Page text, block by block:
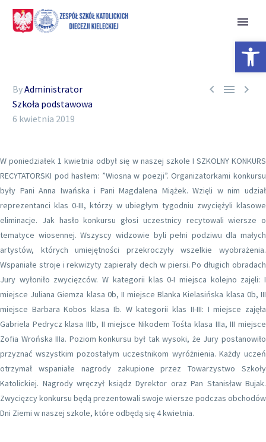
  
ByAdministrator
Szkoła podstawowa
6 kwietnia 2019
W poniedziałek 1 kwietnia odbył się w naszej szkole I SZKOLNY KONKURS
RECYTATORSKI pod hasłem: ”Wiosna w poezji”. Organizatorkami konkursu
były Pani Anna Iwańska i Pani Magdalena Miążek. Wzięli w nim udział
reprezentanci klas 0-III, którzy w ubiegłym tygodniu zwyciężyli klasowe
eliminacje. Jak hasło konkursu głosi uczestnicy recytowali wiersze o
tematyce wiosennej. Wszyscy widzowie byli pełni podziwu dla małych
artystów, których umiejętności przekroczyły wszelkie wyobrażenia.
Wspaniałe stroje i rekwizyty zapierały dech w piersi. Po długich obradach
Jury wyłoniło zwycięzców. W kategorii klas 0-I miejsca kolejno zajęli: I
miejsce Juliana Giemza klasa 0b, II miejsce Blanka Kielasińska klasa 0b, III
miejsce Barbara Kobos klasa Ib. W kategorii klas II-III: I miejsce zajęła
Gabriela Pedrycz klasa IIIb, II miejsce Nikodem Tośta klasa IIIa, III miejsce
Zofia Wrońska IIIa. Poziom konkursu był tak wysoki, że Jury postanowiło
przyznać wszystkim pozostałym uczestnikom wyróżnienia. Każdy uczeń
otrzymał wspaniałe nagrody zakupione przez Towarzystwo Szkoły
Katolickiej. Nagrody wręczył ksiądz Dyrektor oraz Pan Stanisław Bujak.
Zwycięzcy konkursu będą prezentowali swoje wiersze podczas obchodów
Dni Ziemi w naszej szkole, które odbędą się 4 kwietnia.